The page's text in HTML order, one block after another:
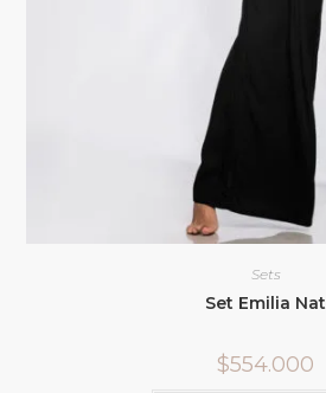
Sets
Set Emilia Nat
$554.000